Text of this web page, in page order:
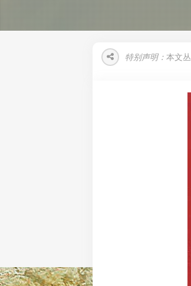
特别声明： 本文